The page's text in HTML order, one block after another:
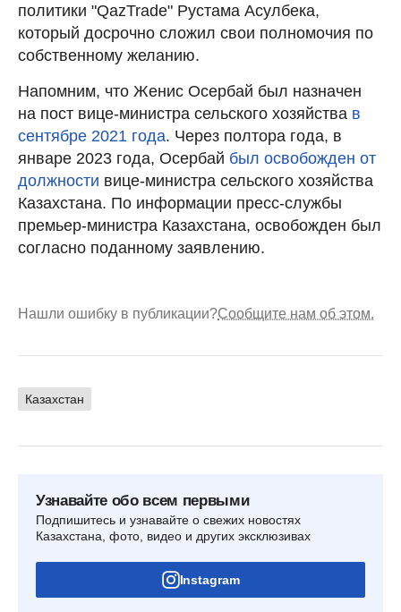
политики "QazTrade" Рустама Асулбека,
который досрочно сложил свои полномочия по
собственному желанию.
Напомним, что Женис Осербай был назначен
на пост вице-министра сельского хозяйства в
сентябре 2021 года. Через полтора года, в
январе 2023 года, Осербай был освобожден от
должности вице-министра сельского хозяйства
Казахстана. По информации пресс-службы
премьер-министра Казахстана, освобожден был
согласно поданному заявлению.
Нашли ошибку в публикации?Сообщите нам об этом.
Казахстан
Узнавайте обо всем первыми
Подпишитесь и узнавайте о свежих новостях
Казахстана, фото, видео и других эксклюзивах
Instagram